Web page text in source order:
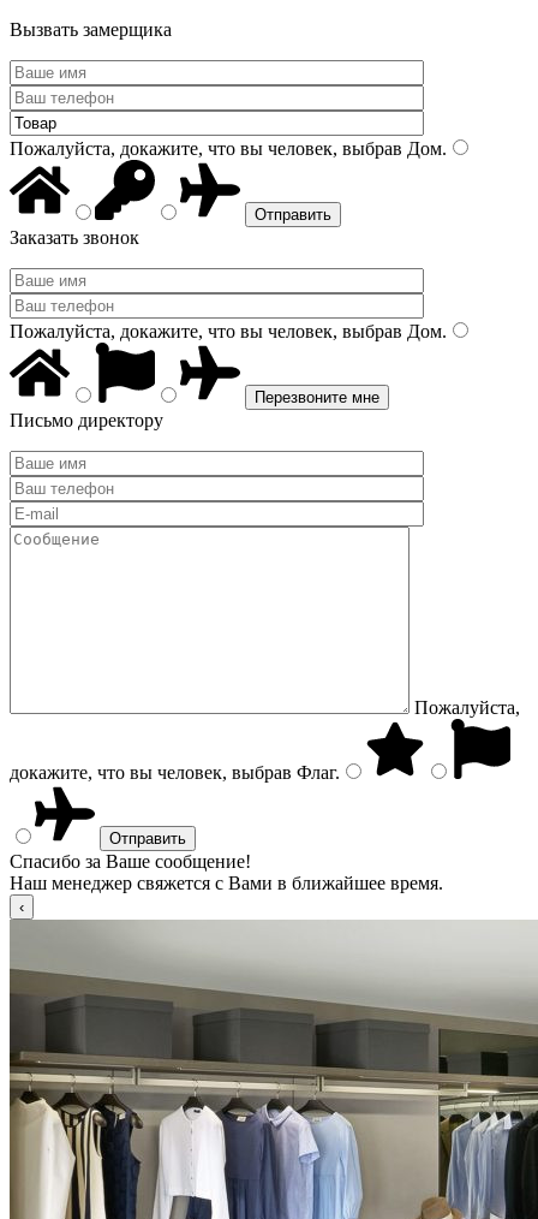
Вызвать замерщика
Пожалуйста, докажите, что вы человек, выбрав Дом.
Заказать звонок
Пожалуйста, докажите, что вы человек, выбрав Дом.
Письмо директору
Пожалуйста,
докажите, что вы человек, выбрав Флаг.
Спасибо за Ваше сообщение!
Наш менеджер свяжется с Вами в ближайшее время.